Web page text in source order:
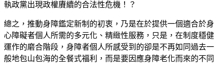
執政黨出現政權賡續的合法性危機！？
總之，推動身障鑑定新制的初衷，乃是在於提供一個適合於身
心障礙者個人所需的多元化、精緻性服務，只是，在制度穩健
運作的磨合階段，身障者個人所感受到的卻是不再如同過去一
般地包山包海的全餐式福利，而是要因應身障老化而來的不同